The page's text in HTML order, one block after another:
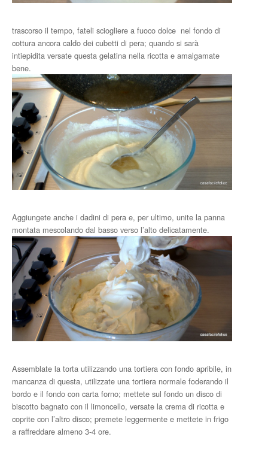
trascorso il tempo, fateli sciogliere a fuoco dolce nel fondo di
cottura ancora caldo dei cubetti di pera; quando si sarà
intiepidita versate questa gelatina nella ricotta e amalgamate
bene.
Aggiungete anche i dadini di pera e, per ultimo, unite la panna
montata mescolando dal basso verso l’alto delicatamente.
Assemblate la torta utilizzando una tortiera con fondo apribile, in
mancanza di questa, utilizzate una tortiera normale foderando il
bordo e il fondo con carta forno; mettete sul fondo un disco di
biscotto bagnato con il limoncello, versate la crema di ricotta e
coprite con l’altro disco; premete leggermente e mettete in frigo
a raffreddare almeno 3-4 ore.